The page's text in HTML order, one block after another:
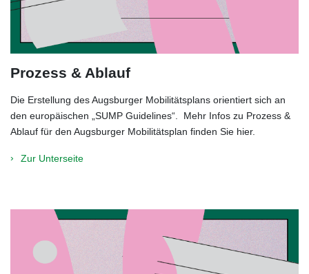
Prozess & Ablauf
Die Erstellung des Augsburger Mobilitätsplans orientiert sich an
den europäischen „SUMP Guidelines“. Mehr Infos zu Prozess &
Ablauf für den Augsburger Mobilitätsplan finden Sie hier.
Zur Unterseite